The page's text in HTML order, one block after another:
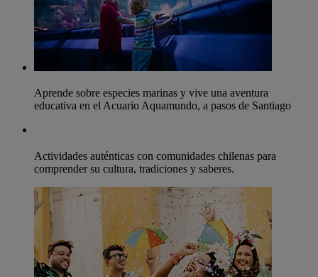
Aprende sobre especies marinas y vive una aventura
educativa en el Acuario Aquamundo, a pasos de Santiago
Actividades auténticas con comunidades chilenas para
comprender su cultura, tradiciones y saberes.